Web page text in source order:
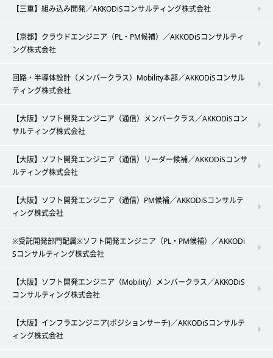
【三重】組み込み開発／AKKODiSコンサルティング株式会社
【京都】クラウドエンジニア（PL・PM候補）／AKKODiSコンサルティ
ング株式会社
回路・半導体設計（メンバークラス）Mobility本部／AKKODiSコンサル
ティング株式会社
【大阪】ソフト開発エンジニア（通信）メンバークラス／AKKODiSコン
サルティング株式会社
【大阪】ソフト開発エンジニア（通信）リーダー候補／AKKODiSコンサ
ルティング株式会社
【大阪】ソフト開発エンジニア（通信）PM候補／AKKODiSコンサルテ
ィング株式会社
※受託開発部門配属※ソフト開発エンジニア（PL・PM候補）／AKKODi
Sコンサルティング株式会社
【大阪】ソフト開発エンジニア（Mobility）メンバークラス／AKKODiS
コンサルティング株式会社
【大阪】インフラエンジニア(ポジションサーチ)／AKKODiSコンサルテ
ィング株式会社